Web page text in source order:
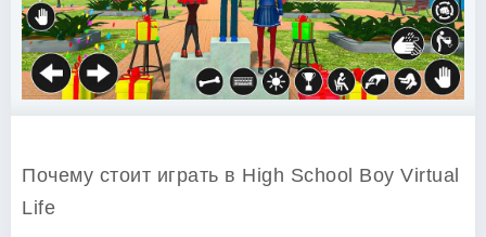
Почему стоит играть в High School Boy Virtual
Life